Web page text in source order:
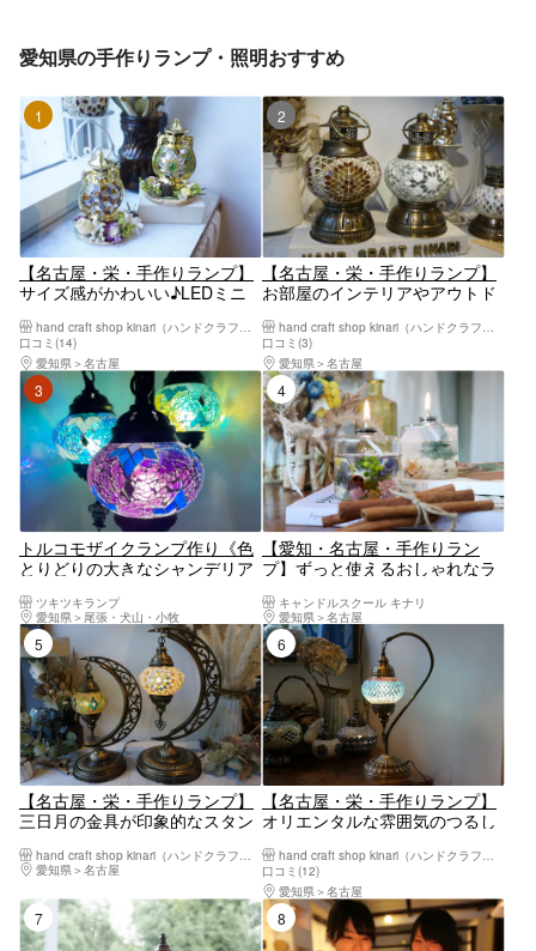
愛知県の手作りランプ・照明おすすめ
1位
【名古屋・栄・手作りランプ】
サイズ感がかわいい♪LEDミニ
セット）
hand craft shop kinari（ハンドクラフトショップキナリ）
口コミ(14)
愛知県
名古屋
2位
【名古屋・栄・手作りランプ】
お部屋のインテリアやアウトド
スタンド型トルコランプ作り hand craft shop kinari（ハンドクラフトショップキナリ）
口コミ(3)
愛知県
名古屋
3位
トルコモザイクランプ作り《色
とりどりの大きなシャンデリア
を》ジブリパーク近く
ツキツキランプ
愛知県
尾張・犬山・小牧
4位
【愛知・名古屋・手作りラン
プ】ずっと使えるおしゃれなラ
イルランプ作り
キャンドルスクール キナリ
愛知県
名古屋
【名古屋・栄・手作りランプ】
三日月の金具が印象的なスタン
hand craft shop kinari（ハンドクラフトショップキナリ）
愛知県
名古屋
6位
【名古屋・栄・手作りランプ】
オリエンタルな雰囲気のつるし
hand craft shop kinari（ハンドクラフトショップキナリ）
口コミ(12)
愛知県
名古屋
7位 8位